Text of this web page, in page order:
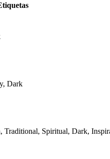
Dark
Traditional, Spiritual, Dark,